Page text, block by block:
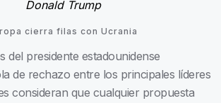
Donald Trump
cierra filas con Ucrania
del presidente estadounidense
de rechazo entre los principales líderes
consideran que cualquier propuesta